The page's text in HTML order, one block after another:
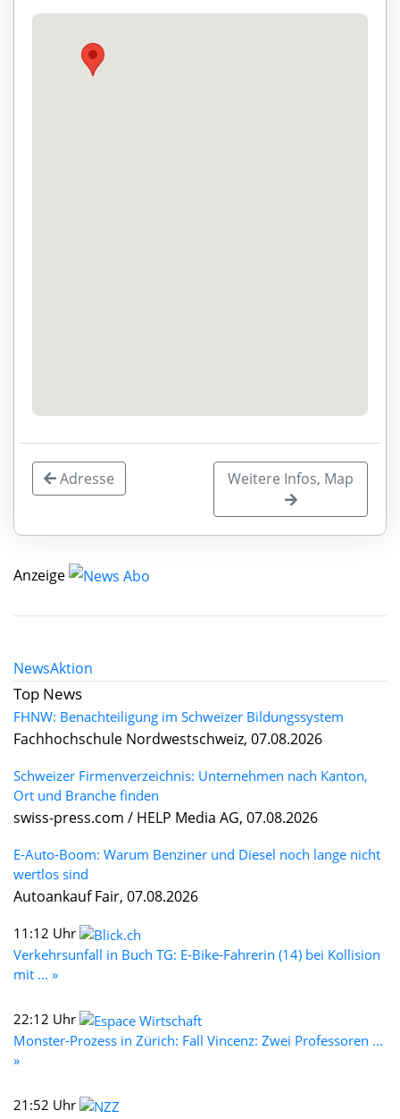
Adresse Weitere Infos, Map
Anzeige
NewsAktion
Top News
FHNW: Benachteiligung im Schweizer Bildungssystem
Fachhochschule Nordwestschweiz, 07.08.2026
Schweizer Firmenverzeichnis: Unternehmen nach Kanton,
Ort und Branche finden
swiss-press.com / HELP Media AG, 07.08.2026
E-Auto-Boom: Warum Benziner und Diesel noch lange nicht
wertlos sind
Autoankauf Fair, 07.08.2026
11:12 Uhr
Verkehrsunfall in Buch TG: E-Bike-Fahrerin (14) bei Kollision
mit ... »
22:12 Uhr
Monster-Prozess in Zürich: Fall Vincenz: Zwei Professoren ...
»
21:52 Uhr